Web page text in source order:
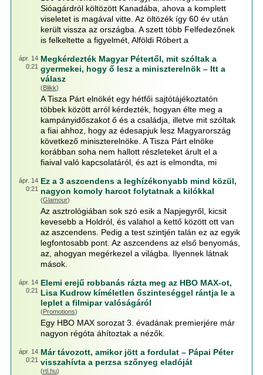
Sióagárdról költözött Kanadába, ahova a komplett
viseletet is magával vitte. Az öltözék így 60 év után
került vissza az országba. A szett több Felfedezőnek
is felkeltette a figyelmét, Alföldi Róbert a
ápr. 14
0:21
Megkérdezték Magyar Pétertől, mit szóltak a
gyermekei, hogy ő lesz a miniszterelnök – Itt a
válasz
(Blikk)
A Tisza Párt elnökét egy hétfői sajtótájékoztatón
többek között arról kérdezték, hogyan élte meg a
kampányidőszakot ő és a családja, illetve mit szóltak
a fiai ahhoz, hogy az édesapjuk lesz Magyarország
következő miniszterelnöke. A Tisza Párt elnöke
korábban soha nem hallott részleteket árult el a
fiaival való kapcsolatáról, és azt is elmondta, mi
ápr. 14
0:21
Ez a 3 aszcendens a leghízékonyabb mind közül,
nagyon komoly harcot folytatnak a kilókkal
(Glamour)
Az asztrológiában sok szó esik a Napjegyről, kicsit
kevesebb a Holdról, és valahol a kettő között ott van
az aszcendens. Pedig a test szintjén talán ez az egyik
legfontosabb pont. Az aszcendens az első benyomás,
az, ahogyan megérkezel a világba. Ilyennek látnak
mások.
ápr. 14
0:21
Elemi erejű robbanás rázta meg az HBO MAX-ot,
Lisa Kudrow kíméletlen őszinteséggel rántja le a
leplet a filmipar valóságáról
(Promotions)
Egy HBO MAX sorozat 3. évadának premierjére már
nagyon régóta áhítoztak a nézők.
ápr. 14
0:21
Már távozott, amikor jött a fordulat – Pápai Péter
visszahívta a perzsa szőnyeg eladóját
(rtl.hu)